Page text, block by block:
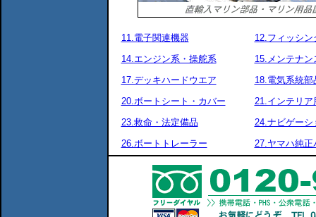
11.電子関連機器
12.フィッシン
14.エンジン系・操舵系
15.メンテナン
17.デッキハードウエア
18.電気系統部
20.ボートシート・カバー
21.インテリア
23.救命・法定備品
24.ナビゲーシ
26.ボートトレーラー
27.ヤマハ純正